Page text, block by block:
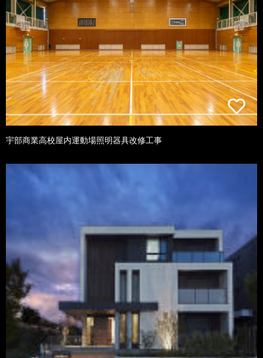
宇部商業高校屋内運動場照明器具改修工事